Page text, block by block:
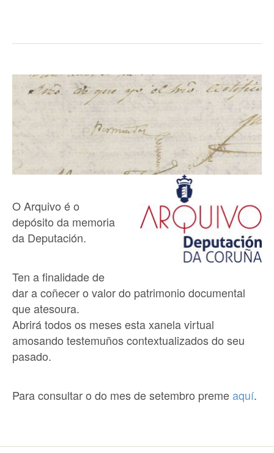
O Arquivo é o
depósito da memoria
da Deputación.
Ten a finalidade de
dar a coñecer o valor do patrimonio documental
que atesoura.
Abrirá todos os meses esta xanela virtual
amosando testemuños contextualizados do seu
pasado.
Para consultar o do mes de setembro premeaquí.